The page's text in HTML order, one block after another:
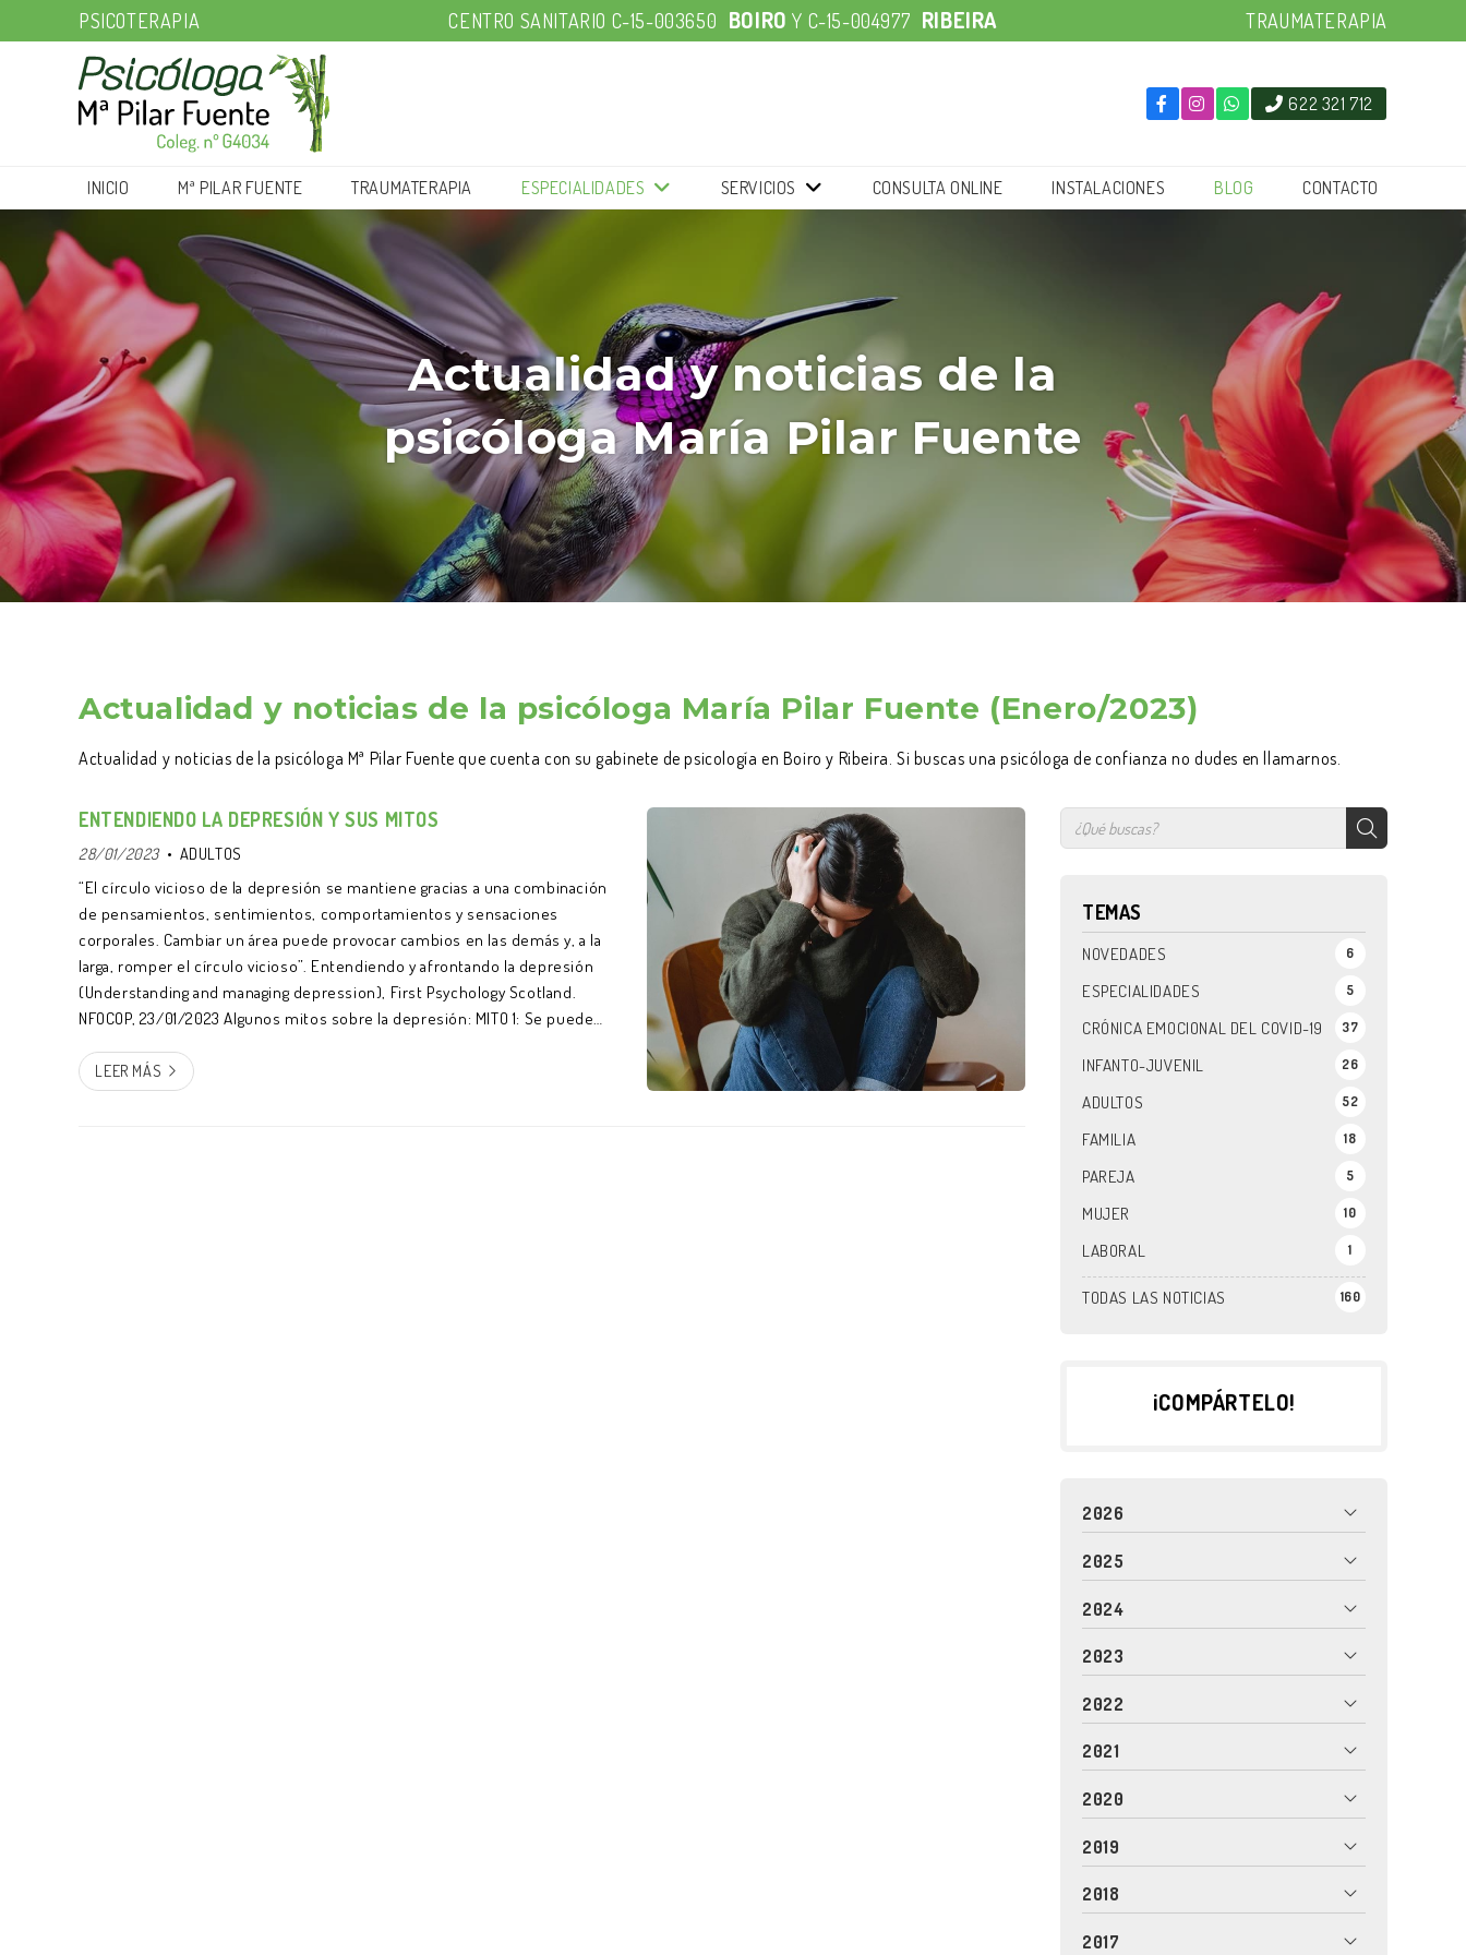
PSICOTERAPIA CENTRO SANITARIO C-15-003650 BOIRO Y C-15-004977 RIBEIRA TRAUMATERAPIA
622 321 712
INICIO Mª PILAR FUENTE TRAUMATERAPIA ESPECIALIDADES SERVICIOS CONSULTA ONLINE INSTALACIONES BLOG CONTACTO
Actualidad y noticias de la
psicóloga María Pilar Fuente
Actualidad y noticias de la psicóloga María Pilar Fuente (Enero/2023)
Actualidad y noticias de la psicóloga Mª Pilar Fuente que cuenta con su gabinete de psicología en Boiro y Ribeira. Si buscas una psicóloga de confianza no dudes en llamarnos.
TEMAS
TODAS LAS NOTICIAS 160
NOVEDADES 6
ESPECIALIDADES 5
CRÓNICA EMOCIONAL DEL COVID-19 37
INFANTO-JUVENIL 26
ADULTOS 52
FAMILIA 18
PAREJA 5
MUJER 10
LABORAL 1
ENTENDIENDO LA DEPRESIÓN Y SUS MITOS
28/01/2023 ADULTOS
“El círculo vicioso de la depresión se mantiene gracias a una combinación
de pensamientos, sentimientos, comportamientos y sensaciones
corporales. Cambiar un área puede provocar cambios en las demás y, a la
larga, romper el círculo vicioso”. Entendiendo y afrontando la depresión
(Understanding and managing depression), First Psychology Scotland.
NFOCOP, 23/01/2023 Algunos mitos sobre la depresión: MITO 1: Se puede
per...LEER MÁS
¡COMPÁRTELO!
2026
2025
2024
2023
2022
2021
2020
2019
2018
2017